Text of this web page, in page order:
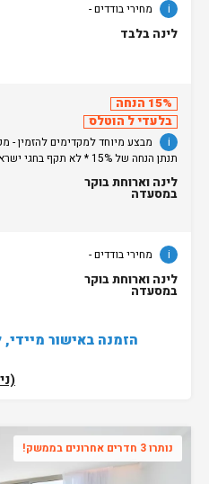
i מחירי בודדים -
לינה בלבד
15% הנחה
בלעדי ל הוטלס
i
תנתן הנחה של 15% * לא
מחירי בודדים -
לינה וארוחת בוקר
במסעדה
i מחירי בודדים -
לינה וארוחת בוקר
במסעדה
הזמנה באישור
נותרו 3 חדרים אחרונים בממשק!